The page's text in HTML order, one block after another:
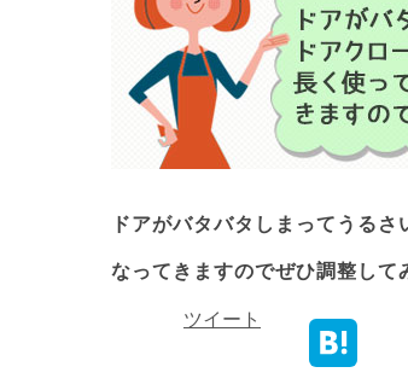
ドアがバタバタしまってうる
なってきますのでぜひ調整して
ツイート